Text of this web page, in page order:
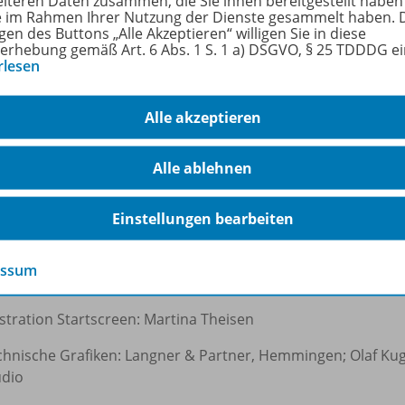
Dr. AngelikaFallert-Müller, Michael Venhoff
Friederike Fuchs
Startscreen: Martina Theisen
Grafiken: Langner & Partner, Hemmingen; Olaf
im Rahmen Ihrer Nutzung der Dienste gesammelt haben.
des Buttons „Alle Akzeptieren“ willigen Sie in diese
gemäß Art. 6 Abs. 1 S. 1 a) DSGVO, § 25 TDDDG
Alle akzeptieren
Alle ablehnen
Einstellungen bearbeiten